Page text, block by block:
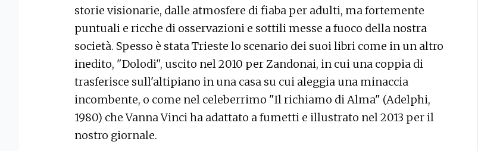
storie visionarie, dalle atmosfere di fiaba per adulti, ma fortemente
puntuali e ricche di osservazioni e sottili messe a fuoco della nostra
società. Spesso è stata Trieste lo scenario dei suoi libri come in un altro
inedito, "Dolodi", uscito nel 2010 per Zandonai, in cui una coppia di
trasferisce sull'altipiano in una casa su cui aleggia una minaccia
incombente, o come nel celeberrimo "Il richiamo di Alma" (Adelphi,
1980) che Vanna Vinci ha adattato a fumetti e illustrato nel 2013 per il
nostro giornale.